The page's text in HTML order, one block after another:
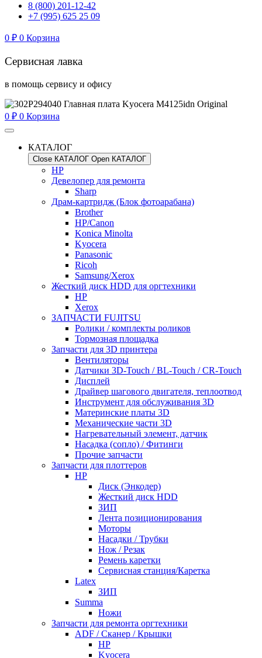
8 (800) 201-12-42
+7 (995) 625 25 09
0 ₽ 0 Корзина
Сервисная лавка
в помощь сервису и офису
0 ₽ 0 Корзина
КАТАЛОГ
Close КАТАЛОГ Open КАТАЛОГ
HP
Девелопер для ремонта
Sharp
Драм-картридж (Блок фотоарабана)
Brother
HP/Canon
Konica Minolta
Kyocera
Panasonic
Ricoh
Samsung/Xerox
Жесткий диск HDD для оргтехники
HP
Xerox
ЗАПЧАСТИ FUJITSU
Ролики / комплекты роликов
Тормозная площадка
Запчасти для 3D принтера
Вентиляторы
Датчики 3D-Touch / BL-Touch / CR-Touch
Дисплей
Драйвер шагового двигателя, теплоотвод
Инструмент для обслуживания 3D
Материнские платы 3D
Механические части 3D
Нагревательный элемент, датчик
Насадка (сопло) / Фитинги
Прочие запчасти
Запчасти для плоттеров
HP
Диск (Энкодер)
Жесткий диск HDD
ЗИП
Лента позиционирования
Моторы
Насадки / Трубки
Нож / Резак
Ремень каретки
Сервисная станция/Каретка
Latex
ЗИП
Summa
Ножи
Запчасти для ремонта оргтехники
ADF / Сканер / Крышки
HP
Kyocera